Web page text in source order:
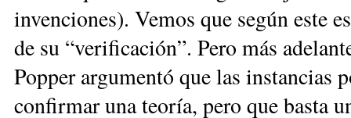
invenciones). Vemos que según este
de su “verificación”. Pero más
Popper argumentó que las instancias
confirmar una teoría, pero que basta